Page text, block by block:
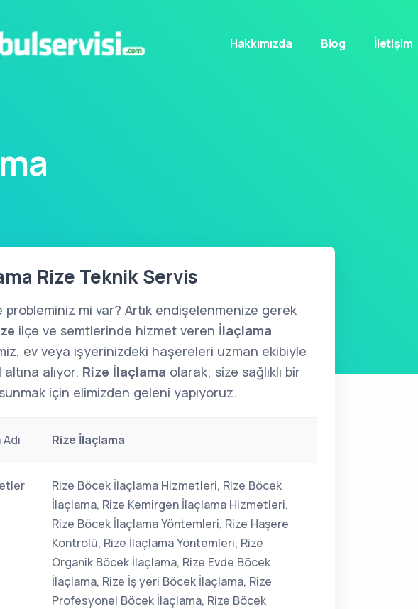
Hakkımızda Blog İletişim
Rize Teknik Servis
probleminiz mi var? Artık endişelenmenize gerek
ilçe ve semtlerinde hizmet veren İlaçlama
ev veya işyerinizdeki haşereleri uzman ekibiyle
alıyor. Rize İlaçlama olarak; size sağlıklı bir
için elimizden geleni yapıyoruz.
Rize İlaçlama
Rize Böcek İlaçlama Hizmetleri, Rize Böcek
İlaçlama, Rize Kemirgen İlaçlama Hizmetleri,
Rize Böcek İlaçlama Yöntemleri, Rize Haşere
Kontrolü, Rize İlaçlama Yöntemleri, Rize
Organik Böcek İlaçlama, Rize Evde Böcek
İlaçlama, Rize İş yeri Böcek İlaçlama, Rize
Profesyonel Böcek İlaçlama, Rize Böcek